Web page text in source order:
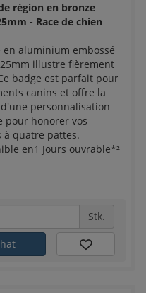
région en bronze
- Race de chien
en aluminium embossé
illustre fièrement
badge est parfait pour
canins et offre la
personnalisation
pour honorer vos
à quatre pattes.
en1 Jours ouvrable*²
Stk.